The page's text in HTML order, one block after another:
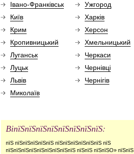
Івано-Франківськ
Київ
Крим
Кропивницький
Луганськ
Луцьк
Львів
Миколаїв
Ужгород
Харків
Херсон
Хмельницький
Черкаси
Чернівці
Чернігів
ВіпїЅпїЅпїЅпїЅпїЅпїЅпїЅпїЅ:
пїЅ пїЅпїЅпїЅпїЅпїЅ пїЅпїЅпїЅпїЅпїЅпїЅ пїЅ
пїЅпїЅпїЅпїЅпїЅпїЅпїЅпїЅпїЅ пїЅпїЅ пїЅпїЅО» пїЅпїЅ